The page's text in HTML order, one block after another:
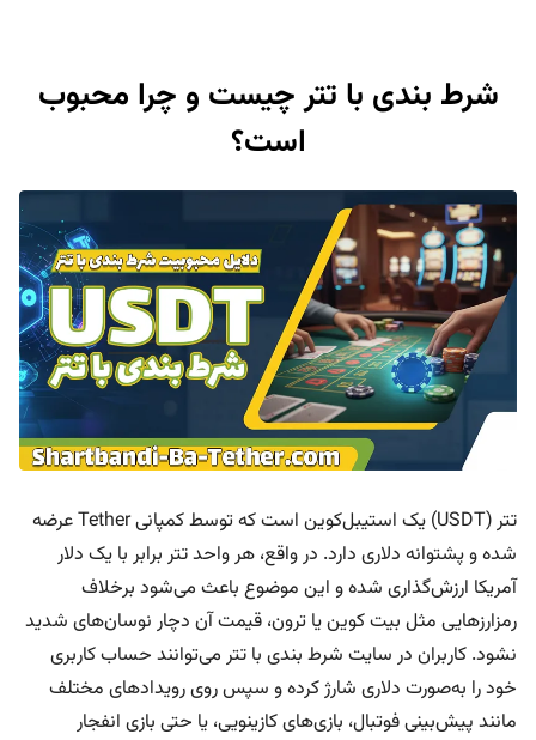
ب
و
ن
و
س
و
ج
د
ی
ه
د
ی
شرط بندی با تتر چیست و چرا محبوب
است؟
تتر (USDT) یک استیبل‌کوین است که توسط کمپانی Tether عرضه
شده و پشتوانه دلاری دارد. در واقع، هر واحد تتر برابر با یک دلار
آمریکا ارزش‌گذاری شده و این موضوع باعث می‌شود برخلاف
رمزارزهایی مثل بیت کوین یا ترون، قیمت آن دچار نوسان‌های شدید
نشود. کاربران در سایت شرط بندی با تتر می‌توانند حساب کاربری
خود را به‌صورت دلاری شارژ کرده و سپس روی رویدادهای مختلف
مانند پیش‌بینی فوتبال، بازی‌های کازینویی، یا حتی بازی انفجار